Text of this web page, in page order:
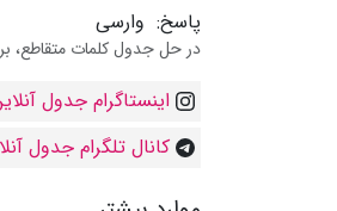
پاسخ: وارسی
در حل جدول کلمات متقاطع،
اینستاگرام جدول
کانال تلگرام جدول